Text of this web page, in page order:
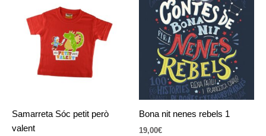
Samarreta Sóc petit però
valent
Bona nit nenes rebels 1
19,00€